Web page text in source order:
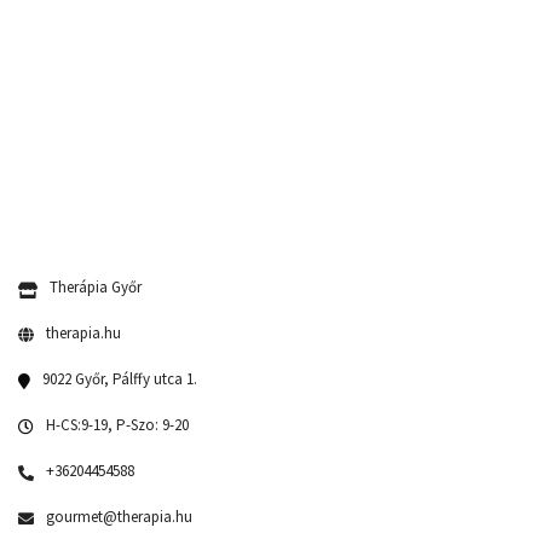
Therápia Győr
therapia.hu
9022 Győr, Pálffy utca 1.
H-CS:9-19, P-Szo: 9-20
+36204454588
gourmet@therapia.hu